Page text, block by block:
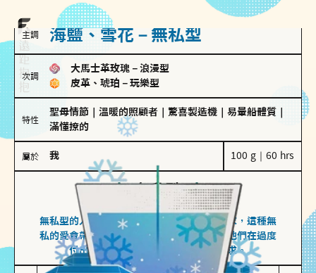
主調 海鹽、雪花－無私型
次調
大馬士革玫瑰 － 浪漫型
皮革、琥珀 － 玩樂型
特性
聖母情節 溫暖的照顧者 驚喜製造機 易暈船體質
滿懂撩的
屬於 我 100 g｜60 hrs
無私型
海鹽、雪花
無私型的人傾向用心呵護、滿足另一半的需求，這種無
私的愛會帶來緊密的關係連結，但也可能讓他們在過度
付出中迷失自我，忽略自己真正的需求。